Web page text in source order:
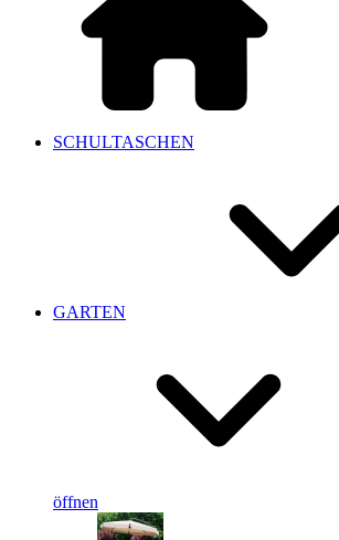
SCHULTASCHEN
GARTEN
öffnen